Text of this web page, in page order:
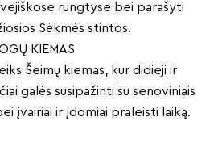
rungtyse bei parašyti
Sėkmės stintos.
KIEMAS
Šeimų kiemas, kur didieji ir
galės susipažinti su senoviniais
įvairiai ir įdomiai praleisti laiką.